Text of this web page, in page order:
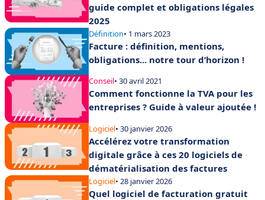
guide complet et obligations légales
2025
Définition• 1 mars 2023
Facture : définition, mentions,
obligations... notre tour d’horizon !
Conseil• 30 avril 2021
Comment fonctionne la TVA pour les
entreprises ? Guide à valeur ajoutée !
Logiciel• 30 janvier 2026
Accélérez votre transformation
digitale grâce à ces 20 logiciels de
dématérialisation des factures
Logiciel• 28 janvier 2026
Quel logiciel de facturation gratuit